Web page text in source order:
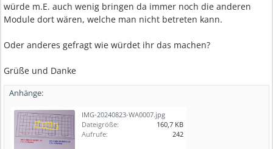
würde m.E. auch wenig bringen da immer noch die anderen
Module dort wären, welche man nicht betreten kann.
Oder anderes gefragt wie würdet ihr das machen?
Grüße und Danke
Anhänge:
IMG-20240823-WA0007.jpg
Dateigröße:
160,7 KB
Aufrufe:
242